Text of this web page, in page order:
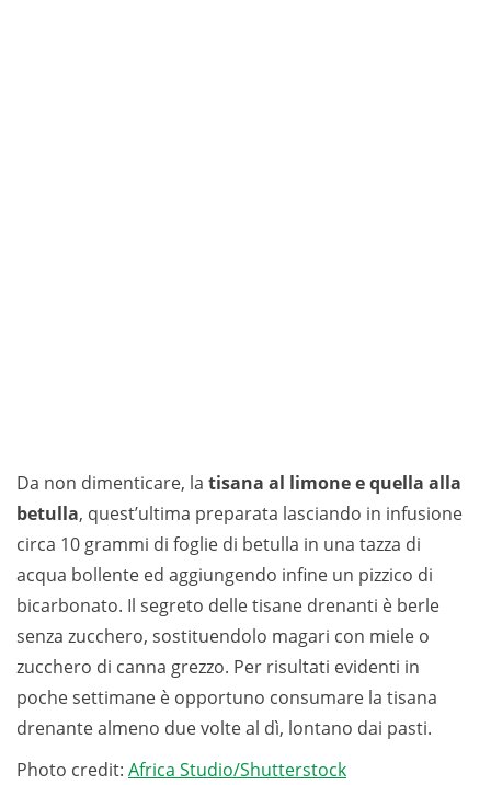
Da non dimenticare, la tisana al limone e quella alla
betulla, quest’ultima preparata lasciando in infusione
circa 10 grammi di foglie di betulla in una tazza di
acqua bollente ed aggiungendo infine un pizzico di
bicarbonato. Il segreto delle tisane drenanti è berle
senza zucchero, sostituendolo magari con miele o
zucchero di canna grezzo. Per risultati evidenti in
poche settimane è opportuno consumare la tisana
drenante almeno due volte al dì, lontano dai pasti.
Photo credit: Africa Studio/Shutterstock